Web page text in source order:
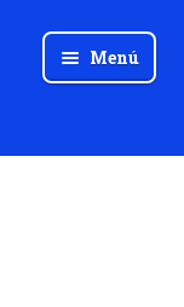
Menú